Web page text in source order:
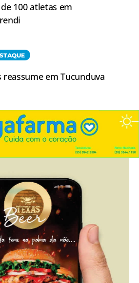
100 atletas em
reassume em Tucunduva